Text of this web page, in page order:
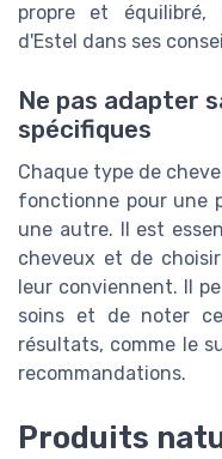
propre et équilibré,
d'Estel dans ses
Ne pas adapter
spécifiques
Chaque type de
fonctionne pour une
une autre. Il est
cheveux et de
leur conviennent. Il
soins et de noter
résultats, comme le
recommandations.
Produits